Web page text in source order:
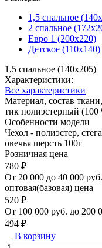
1,5 спальное
2 спальное
Евро 1 (200х220)
Детское (110х140)
1,5 спальное (140х205)
Характеристики:
Все характеристики
Материал, состав
тик полиэстерный
Особенности модели
Чехол - полиэстер,
овечья шерсть 100г
Розничная цена
780 ₽
От 20 000 до 40 000 руб.
оптовая(базовая) цена
520 ₽
От 100 000 руб. до 200
494 ₽
В корзину